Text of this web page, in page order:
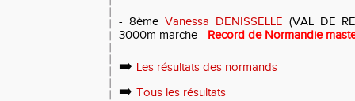
- 8ème Vanessa DENISSELLE (VAL DE
3000m marche - Record de Normandie
➡️ Les résultats des normands
➡️ Tous les résultats